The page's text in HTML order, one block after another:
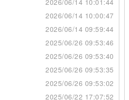
2026/06/14 10:01:44
2026/06/14 10:00:47
2026/06/14 09:59:44
2025/06/26 09:53:46
2025/06/26 09:53:40
2025/06/26 09:53:35
2025/06/26 09:53:02
2025/06/22 17:07:52